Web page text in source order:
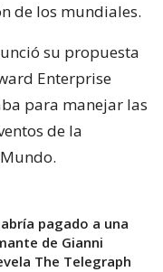
de los mundiales.
su propuesta
Enterprise
para manejar las
de la
pagado a una
de Gianni
The Telegraph